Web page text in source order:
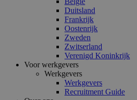
Duitsland
Frankrijk
Oostenrijk
Zweden
Zwitserland
Verenigd Koninkrijk
Voor werkgevers
Werkgevers
Werkgevers
Recruitment Guide